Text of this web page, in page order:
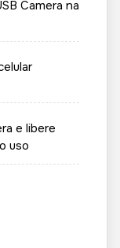
Camera na
e libere
uso